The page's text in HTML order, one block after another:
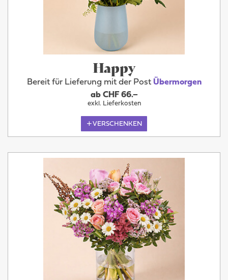
Happy
Bereit für Lieferung mit der Post Übermorgen
ab CHF 66.–
exkl. Lieferkosten
VERSCHENKEN